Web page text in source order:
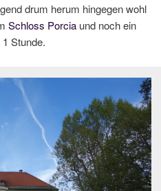
drum herum hingegen wohl
Schloss Porcia und noch ein
Stunde.